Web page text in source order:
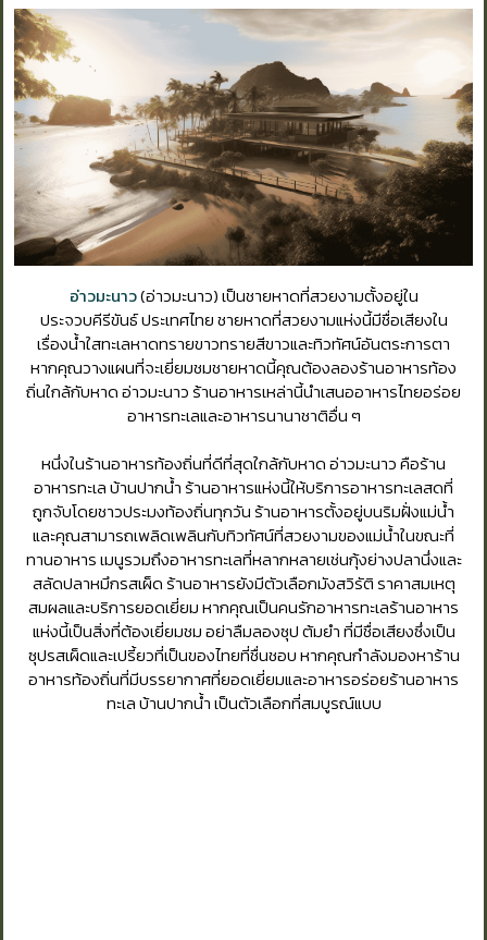
อ่าวมะนาว(อ่าวมะนาว) เป็นชายหาดที่สวยงามตั้งอยู่ใน
ประจวบคีรีขันธ์ ประเทศไทย ชายหาดที่สวยงามแห่งนี้มีชื่อเสียงใน
เรื่องน้ำใสทะเลหาดทรายขาวทรายสีขาวและทิวทัศน์อันตระการตา
หากคุณวางแผนที่จะเยี่ยมชมชายหาดนี้คุณต้องลองร้านอาหารท้อง
ถิ่นใกล้กับหาด อ่าวมะนาว ร้านอาหารเหล่านี้นำเสนออาหารไทยอร่อย
อาหารทะเลและอาหารนานาชาติอื่น ๆ
หนึ่งในร้านอาหารท้องถิ่นที่ดีที่สุดใกล้กับหาด อ่าวมะนาว คือร้าน
อาหารทะเล บ้านปากน้ำ ร้านอาหารแห่งนี้ให้บริการอาหารทะเลสดที่
ถูกจับโดยชาวประมงท้องถิ่นทุกวัน ร้านอาหารตั้งอยู่บนริมฝั่งแม่น้ำ
และคุณสามารถเพลิดเพลินกับทิวทัศน์ที่สวยงามของแม่น้ำในขณะที่
ทานอาหาร เมนูรวมถึงอาหารทะเลที่หลากหลายเช่นกุ้งย่างปลานึ่งและ
สลัดปลาหมึกรสเผ็ด ร้านอาหารยังมีตัวเลือกมังสวิรัติ ราคาสมเหตุ
สมผลและบริการยอดเยี่ยม หากคุณเป็นคนรักอาหารทะเลร้านอาหาร
แห่งนี้เป็นสิ่งที่ต้องเยี่ยมชม อย่าลืมลองซุป ต้มยำ ที่มีชื่อเสียงซึ่งเป็น
ซุปรสเผ็ดและเปรี้ยวที่เป็นของไทยที่ชื่นชอบ หากคุณกำลังมองหาร้าน
อาหารท้องถิ่นที่มีบรรยากาศที่ยอดเยี่ยมและอาหารอร่อยร้านอาหาร
ทะเล บ้านปากน้ำ เป็นตัวเลือกที่สมบูรณ์แบบ